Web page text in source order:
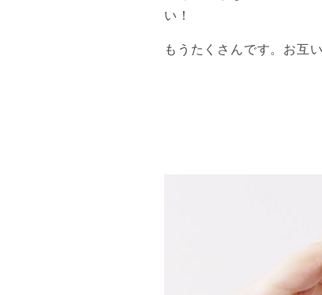
い！
もうたくさんです。お互